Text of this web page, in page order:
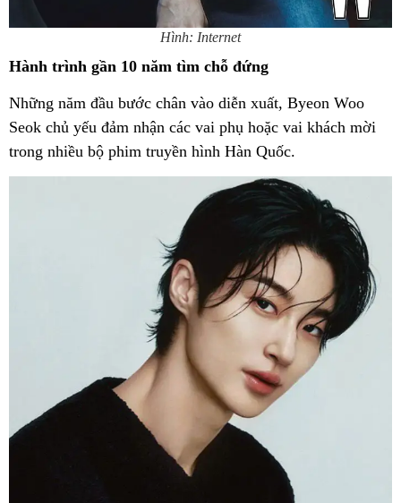
Hình: Internet
Hành trình gần 10 năm tìm chỗ đứng
Những năm đầu bước chân vào diễn xuất, Byeon Woo
Seok chủ yếu đảm nhận các vai phụ hoặc vai khách mời
trong nhiều bộ phim truyền hình Hàn Quốc.